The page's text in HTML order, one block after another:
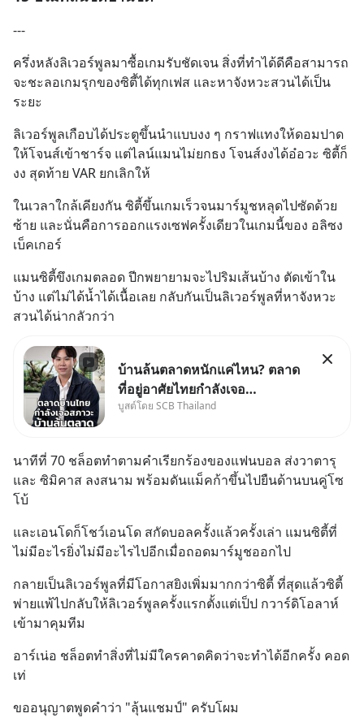
---
ครึ่งหลังลิเวอร์พูลมาซื้อเกมรับชัดเจน สิ่งที่ทำได้ดีคือสามารถ
จะชะลอเกมรุกของซิตี้ได้ทุกเฟส และหาจังหวะสวนได้เป็น
ระยะ
ลิเวอร์พูลเกือบได้ประตูขึ้นนำแบบงง ๆ กราฟแทงให้ดอมปาด
ให้โจนส์เข้าชาร์จ แต่ไลน์แมนไม่ยกธง โจนส์งงได้อ๋อวะ ซิตี้ก็
งง สุดท้าย VAR ยกเลิกให้
ในเวลาใกล้เคียงกัน ซิตี้ขึ้นเกมเร็วจนมาร์มูชหลุดไปซัดด้วย
ซ้าย และนั่นคือการออกแรงเซฟครั้งเดียวในเกมนี้ของ อลิซง
เบ็คเกอร์
แมนซิตี้ขึงเกมตลอด ปีกพยายามจะไปริมเส้นบ้าง ตัดเข้าใน
บ้าง แต่ไม่ได้น้ำได้เนื้อเลย กลับกันเป็นลิเวอร์พูลที่หาจังหวะ
สวนได้น่ากลัวกว่า
บ้านล้นตลาดหนักแค่ไหน? ตลาด
ที่อยู่อาศัยไทยกำลังเจอ
Oversupply หนักกว่าที่คิด และ
#บ้านล้นตลาด #เศรษฐกิจไทย
#EICAround #SCBThailand
บูสต์โดย SCB Thailand
นาทีที่ 70 ชล็อตทำตามคำเรียกร้องของแฟนบอล ส่งวาตารุ
และ ซิมิคาส ลงสนาม พร้อมดันแม็คก้าขึ้นไปยืนด้านบนคู่โซ
โบ้
และเอนโดก็โชว์เอนโด สกัดบอลครั้งแล้วครั้งเล่า แมนซิตี้ที่
ไม่มีอะไรยิ่งไม่มีอะไรไปอีกเมื่อถอดมาร์มูชออกไป
กลายเป็นลิเวอร์พูลที่มีโอกาสยิงเพิ่มมากกว่าซิตี้ ที่สุดแล้วซิตี้
พ่ายแพ้ไปกลับให้ลิเวอร์พูลครั้งแรกตั้งแต่เป็ป กวาร์ดิโอลาห์
เข้ามาคุมทีม
อาร์เน่อ ชล็อตทำสิ่งที่ไม่มีใครคาดคิดว่าจะทำได้อีกครั้ง คอด
เท่
ขออนุญาตพูดคำว่า "ลุ้นแชมป์" ครับโผม